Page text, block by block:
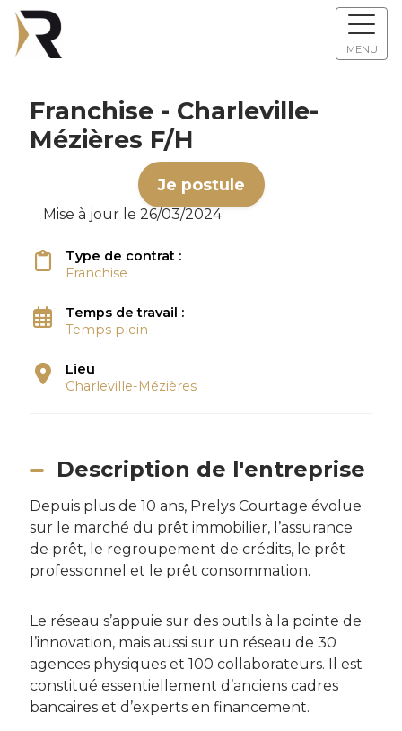
MENU
Franchise - Charleville-
Mézières F/H
Je postule
Mise à jour le 26/03/2024
Type de contrat :
Franchise
Temps de travail :
Temps plein
Lieu
Charleville-Mézières
Description de l'entreprise
Depuis plus de 10 ans, Prelys Courtage évolue
sur le marché du prêt immobilier, l’assurance
de prêt, le regroupement de crédits, le prêt
professionnel et le prêt consommation.
Le réseau s’appuie sur des outils à la pointe de
l’innovation, mais aussi sur un réseau de 30
agences physiques et 100 collaborateurs. Il est
constitué essentiellement d’anciens cadres
bancaires et d’experts en financement.